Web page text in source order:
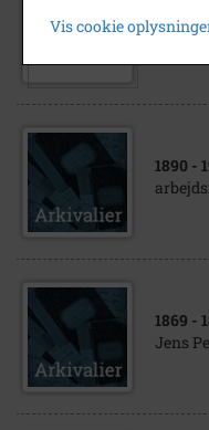
1890 -
1869 -
Jens
Vis cookie